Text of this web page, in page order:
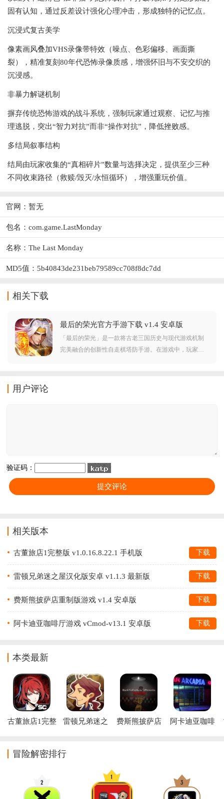
固有认知，通过反差设计强化心理冲击，形成独特的记忆点。
‌沉浸式复古美学‌
像素画风叠加VHS录像带特效（噪点、色彩偏移、画面撕
裂），精准复刻80年代恐怖录像质感，增强怀旧与不安交织的
沉浸感。
‌非暴力解谜机制‌
摒弃传统恐怖游戏的战斗系统，强制玩家通过观察、记忆与推
理逃脱，突出“智力对抗”而非“操作对抗”，降低挫败感。
‌多结局叙事结构‌
结局由玩家收集的“真相碎片”数量与选择决定，提供至少三种
不同收束路径（救赎/毁灭/永恒循环），增强重玩价值。
官网：暂无
包名：com.game.LastMonday
名称：The Last Monday
MD5值：5b40843de231beb79589cc708f8dc7dd
相关下载
最后的荣光官方手游下载 v1.4 安卓版
「最后的荣光」是一款将古老三国历史与现代游戏机制
完美融合的创新性自走棋塔防手游。在游戏中，玩家将
用户评论
验证码：
相关版本
古董旅店1完整版 v1.0.16.8.22.1 手机版 下载
雷顿兄弟迷之屋汉化版安卓 v1.1.3 最新版 下载
费斯熊披萨店重制版游戏 v1.4 安卓版 下载
阿卡迪亚咖啡厅游戏 vCmod-v13.1 安卓版 下载
本类最新
古董旅店1完整
雷顿兄弟迷之
费斯熊披萨店
阿卡迪亚咖啡
冒险解密排行